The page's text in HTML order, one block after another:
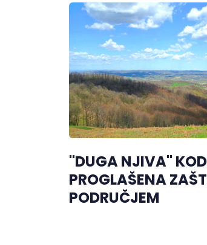
"DUGA NJIVA"
PROGLAŠENA
PODRUČJEM